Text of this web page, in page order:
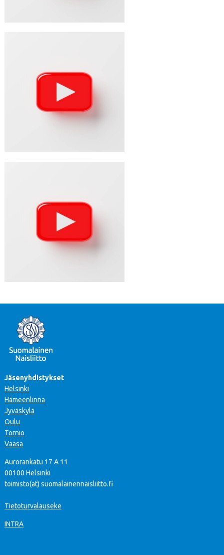
Jäsenyhdistykset
Helsinki
Hämeenlinna
Jyväskylä
Oulu
Tornio
Vaasa
Aurorankatu 17 A 11
00100 Helsinki
toimisto(at) suomalainennaisliitto.fi
Tietoturvalauseke
INTRA